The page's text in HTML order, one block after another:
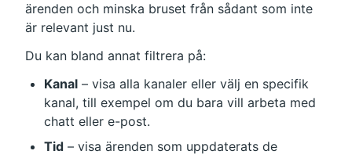
ärenden och minska bruset från sådant som inte
är relevant just nu.
Du kan bland annat filtrera på:
Kanal – visa alla kanaler eller välj en specifik
kanal, till exempel om du bara vill arbeta med
chatt eller e-post.
Tid – visa ärenden som uppdaterats de